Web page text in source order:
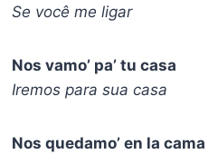
Se você me ligar
Nos vamo’ pa’ tu casa
Iremos para sua casa
Nos quedamo’ en la cama